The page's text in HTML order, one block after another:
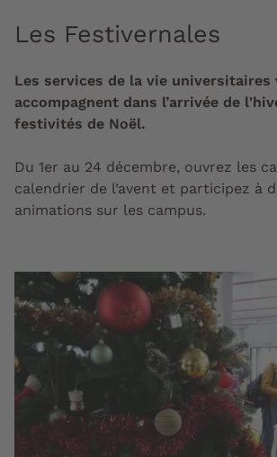
Les Festivernales
Les services de la vie universitaires
accompagnent dans l’arrivée de
festivités de Noël.
Du 1er au 24 décembre, ouvrez les
calendrier de l’avent et participez à
animations sur les campus.